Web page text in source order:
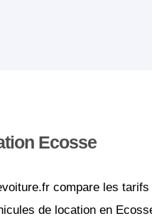
Ecosse
compare les
de location en